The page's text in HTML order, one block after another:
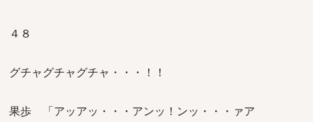
４８
グチャグチャグチャ・・・！！
果歩 「アッアッ・・・アンッ！ンッ・・・ァア